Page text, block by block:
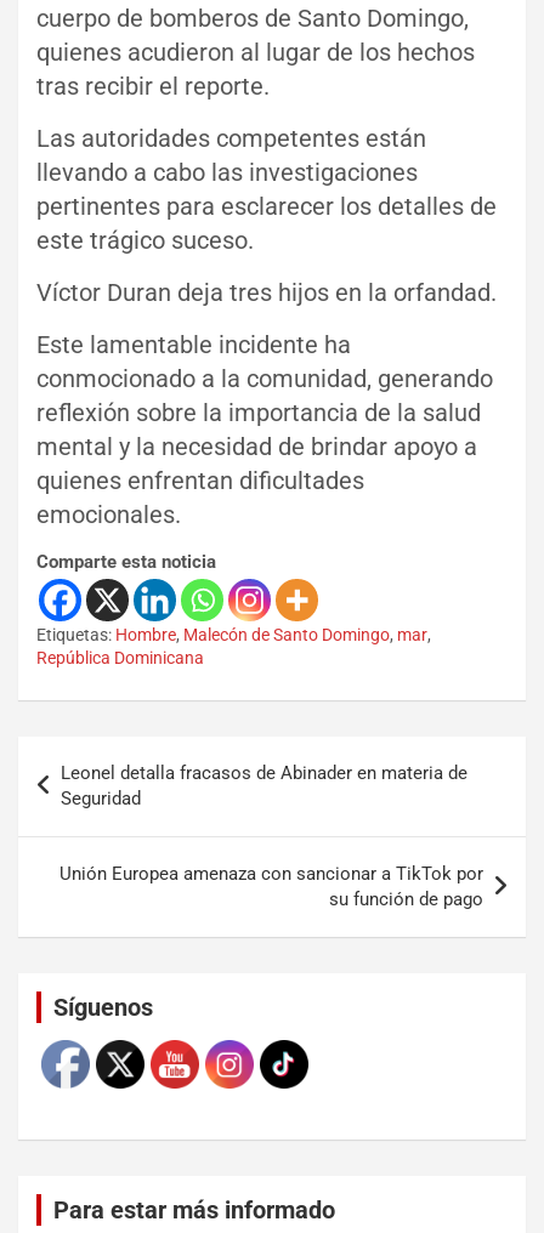
cuerpo de bomberos de Santo Domingo,
quienes acudieron al lugar de los hechos
tras recibir el reporte.
Las autoridades competentes están
llevando a cabo las investigaciones
pertinentes para esclarecer los detalles de
este trágico suceso.
Víctor Duran deja tres hijos en la orfandad.
Este lamentable incidente ha
conmocionado a la comunidad, generando
reflexión sobre la importancia de la salud
mental y la necesidad de brindar apoyo a
quienes enfrentan dificultades
emocionales.
Comparte esta noticia
Etiquetas: Hombre, Malecón de Santo Domingo, mar,
República Dominicana
Leonel detalla fracasos de Abinader en materia de
Seguridad
Unión Europea amenaza con sancionar a TikTok por
su función de pago
Síguenos
Para estar más informado